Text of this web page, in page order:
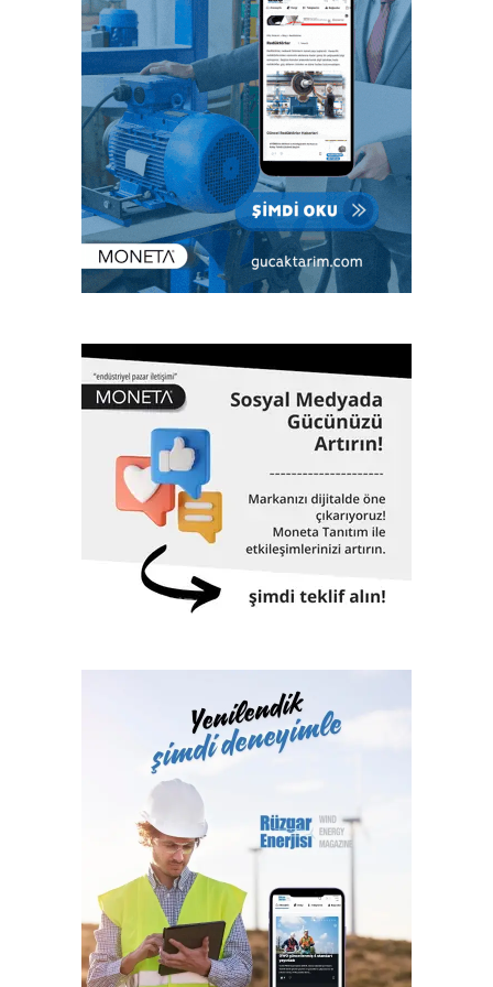
Eurasia, Yapıştırıcılar ve Yapıştırma Teknolojileri Fuarı
Adhesive &Bonding Eurasia, 6. Uluslararası Endüstriyel
Kaplama Teknolojileri Fuarı PaintExpo Eurasia, 5.
Uluslararası Yüzey İşlem, Galvaniz Kimyasalları ve
Teknolojileri Fuarı Surtech Eurasia fuarlarında sektör
profesyonellerini bir araya getirecek. Birçok yeni
teknolojinin, ürün ve ilklerin tanıtılacağı fuarlara ev sahipliği
yapacak Artkim Fuarcılık, kimya sektöründen 200’ün
üzerinde firmanın katılacağı ve üç gün sürecek
etkinliklerde 10 bin ziyaretçiyi ağırlamayı hedefliyor.
Fuarlarda, sektörün ulusal ve uluslararası önemli
temsilcilerinin yanı sıra bürokratların da konuşmacı olarak
katılacağı konferans, panel ve workshoplar da
düzenlenecek. Sektör profesyonellerinin deneyimlerini
katılımcılarla paylaşacağı konferans, panel ve workshoplar,
gelecek beklentileri ve sektör sorunlarının da masaya
yatırılacağı sektör zirvesine dönüşecek.
Sektörün büyümesine ön ayak oluyor
bulunan Artkim Fuarcılık Genel Müdürü Cengiz Yaman,
“Şirket olarak bugüne kadar düzenlediğimiz fuarlarda
birçok ilki gerçekleştirdik. Kimya sektörüne
kazandırdığımız on üç fuarla sektörün gelişimine ve ülke
ekonomisine katkılarımızı sunduk, sektör için katma değer
olduk. Yüzlerce B2B iş birliğine ev sahipliği yaptık. Bu yıl
aynı anda gerçekleştireceğimiz altı fuar ile yine sektörün
gelişimine ön ayak olacağız ve ülkemizin ticaret hacmine
katkılarımızı sunacağız. 200’ün üzerinde firmayı
ağırlayacağımız fuarlarımız ile sektörün büyümesine katkı
sağlamayı hedefliyoruz “.
Foam Eurasia ve Adhesive & Bonding Eurasia bu yıl ilk